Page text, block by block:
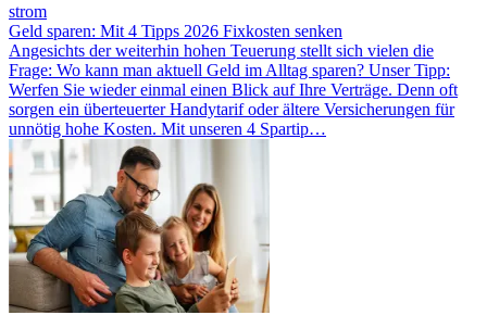
strom
Geld sparen: Mit 4 Tipps 2026 Fixkosten senken
Angesichts der weiterhin hohen Teuerung stellt sich vielen die
Frage: Wo kann man aktuell Geld im Alltag sparen? Unser Tipp:
Werfen Sie wieder einmal einen Blick auf Ihre Verträge. Denn oft
sorgen ein überteuerter Handytarif oder ältere Versicherungen für
unnötig hohe Kosten. Mit unseren 4 Spartip…